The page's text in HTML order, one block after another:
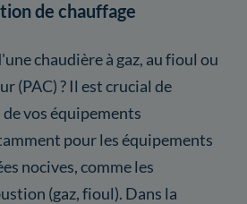
de chauffage
chaudière à gaz, au fioul ou
(PAC) ? Il est crucial de
vos équipements
pour les équipements
nocives, comme les
(gaz, fioul). Dans la